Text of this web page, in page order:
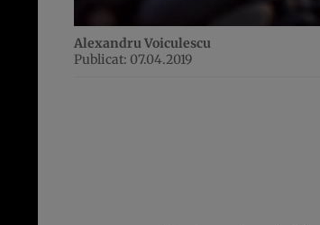
Alexandru Voiculescu
Publicat: 07.04.2019